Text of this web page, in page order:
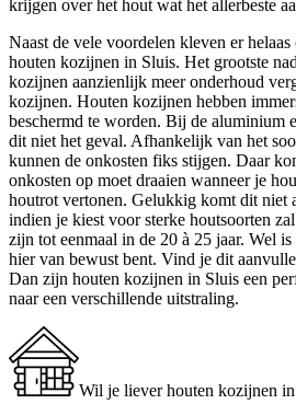
krijgen over het hout wat het allerbeste
Naast de vele voordelen kleven er helaas
houten kozijnen in Sluis. Het grootste
kozijnen aanzienlijk meer onderhoud
kozijnen. Houten kozijnen hebben
beschermd te worden. Bij de aluminium
dit niet het geval. Afhankelijk van het
kunnen de onkosten fiks stijgen. Daar
onkosten op moet draaien wanneer je
houtrot vertonen. Gelukkig komt dit niet
indien je kiest voor sterke houtsoorten
zijn tot eenmaal in de 20 à 25 jaar. Wel
hier van bewust bent. Vind je dit
Dan zijn houten kozijnen in Sluis een
naar een verschillende uitstraling.
Wil je liever houten kozijnen